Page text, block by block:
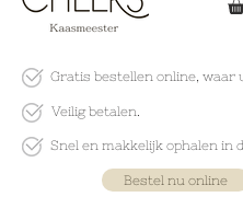
Gratis bestellen online , waar
Veilig betalen.
Snel en makkelijk ophalen in
Bestel nu online